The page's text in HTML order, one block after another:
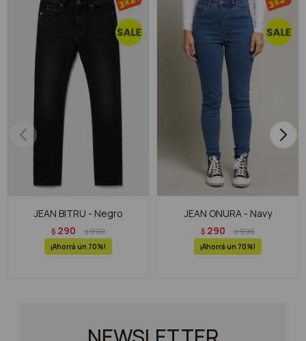
JEAN BITRU - Negro
$ 290 $990
70
JEAN ONURA - Navy
$ 290 $990
70